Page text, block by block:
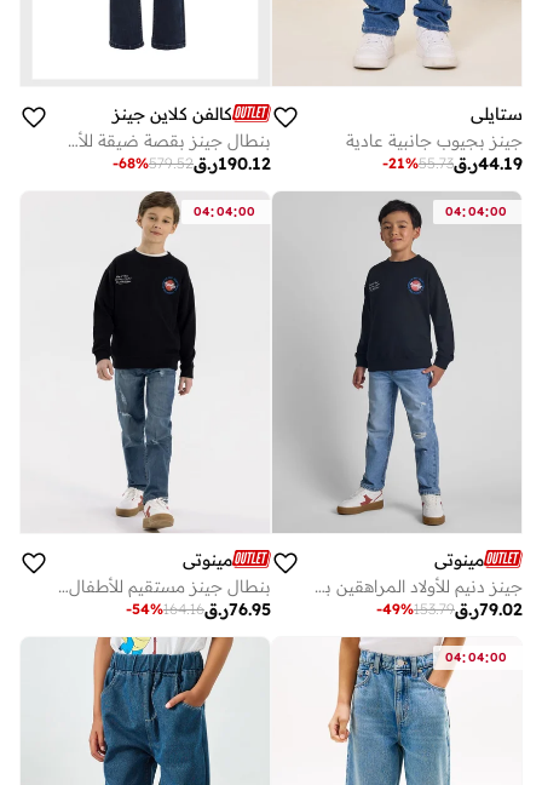
ستايلي
جينز بجيوب جانبية عادية
ر.ق44.19
55.73
-21%
كالفن كلاين جينز
بنطال جينز بقصة ضيقة للأطفال
ر.ق190.12
579.52
-68%
04:04:00
مينوتي
جينز دنيم للأولاد المراهقين بتفاصيل ممزقة وطبعة داخلية
ر.ق79.02
153.79
-49%
04:04:00
مينوتي
بنطال جينز مستقيم للأطفال مع تأثيرات تمزيق خفيفة
ر.ق76.95
164.16
-54%
04:04:00